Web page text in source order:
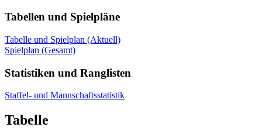
Tabellen und Spielpläne
Tabelle und Spielplan (Aktuell)
Spielplan (Gesamt)
Statistiken und Ranglisten
Staffel- und Mannschaftsstatistik
Tabelle